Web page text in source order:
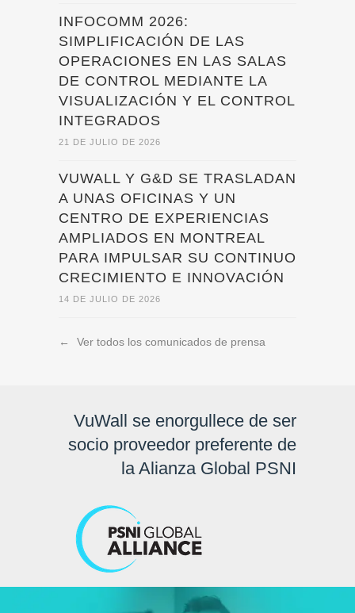
INFOCOMM 2026:
SIMPLIFICACIÓN DE LAS
OPERACIONES EN LAS SALAS
DE CONTROL MEDIANTE LA
VISUALIZACIÓN Y EL CONTROL
INTEGRADOS
21 DE JULIO DE 2026
VUWALL Y G&D SE TRASLADAN
A UNAS OFICINAS Y UN
CENTRO DE EXPERIENCIAS
AMPLIADOS EN MONTREAL
PARA IMPULSAR SU CONTINUO
CRECIMIENTO E INNOVACIÓN
14 DE JULIO DE 2026
← Ver todos los comunicados de prensa
VuWall se enorgullece de ser
socio proveedor preferente de
la Alianza Global PSNI